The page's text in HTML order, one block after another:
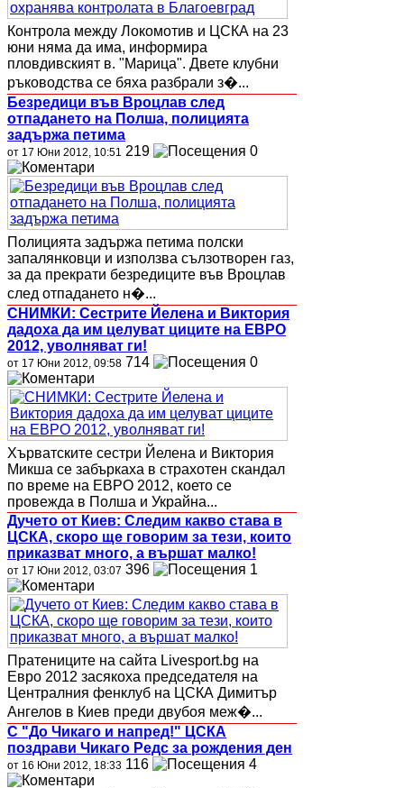
Контрола между Локомотив и ЦСКА на 23
юни няма да има, информира
пловдивският в. "Марица". Двете клубни
ръководства се бяха разбрали з�...
Безредици във Вроцлав след
отпадането на Полша, полицията
задържа петима
от 17 Юни 2012, 10:51 219 0
Полицията задържа петима полски
запалянковци и използва сълзотворен газ,
за да прекрати безредиците във Вроцлав
след отпадането н�...
СНИМКИ: Сестрите Йелена и Виктория
дадоха да им целуват циците на ЕВРО
2012, уволняват ги!
от 17 Юни 2012, 09:58 714 0
Хърватските сестри Йелена и Виктория
Микша се забъркаха в страхотен скандал
по време на ЕВРО 2012, което се
провежда в Полша и Украйна...
Дучето от Киев: Следим какво става в
ЦСКА, скоро ще говорим за тези, които
приказват много, а вършат малко!
от 17 Юни 2012, 03:07 396 1
Пратениците на сайта Livesport.bg на
Евро 2012 засякоха председателя на
Централния фенклуб на ЦСКА Димитър
Ангелов в Киев преди двубоя меж�...
С "До Чикаго и напред!" ЦСКА
поздрави Чикаго Редс за рождения ден
от 16 Юни 2012, 18:33 116 4